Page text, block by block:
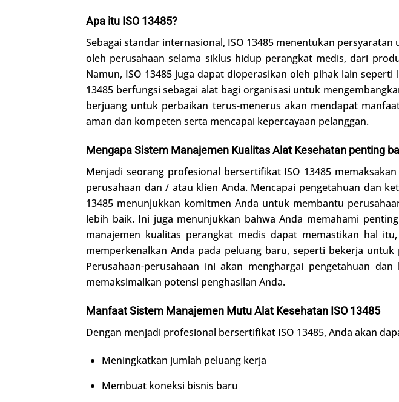
Apa itu ISO 13485?
Sebagai standar internasional, ISO 13485 menentukan
oleh perusahaan selama siklus hidup perangkat medis, dari
Namun, ISO 13485 juga dapat dioperasikan oleh pihak lain
13485 berfungsi sebagai alat bagi organisasi untuk
berjuang untuk perbaikan terus-menerus akan mendapat
aman dan kompeten serta mencapai kepercayaan pelanggan.
Mengapa Sistem Manajemen Kualitas Alat Kesehatan penting
Menjadi seorang profesional bersertifikat ISO 13485
perusahaan dan / atau klien Anda. Mencapai pengetahuan dan
13485 menunjukkan komitmen Anda untuk membantu
lebih baik. Ini juga menunjukkan bahwa Anda memahami
manajemen kualitas perangkat medis dapat memastikan hal
memperkenalkan Anda pada peluang baru, seperti bekerja
Perusahaan-perusahaan ini akan menghargai pengetahuan
memaksimalkan potensi penghasilan Anda.
Manfaat Sistem Manajemen Mutu Alat Kesehatan ISO 13485
Dengan menjadi profesional bersertifikat ISO 13485, Anda akan
Meningkatkan jumlah peluang kerja
Membuat koneksi bisnis baru